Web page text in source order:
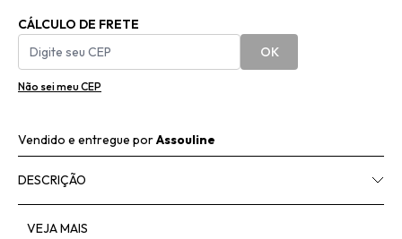
CÁLCULO DE FRETE
OK
Não sei meu CEP
Vendido e entregue porAssouline
DESCRIÇÃO
VEJA MAIS